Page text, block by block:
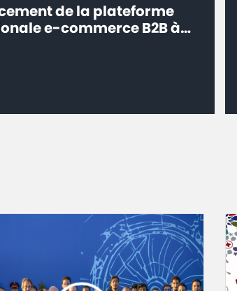
de la plateforme
e-commerce B2B à